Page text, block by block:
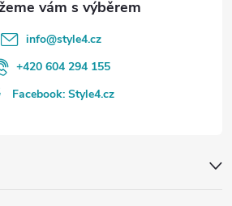
info@style4.cz
+420 604 294 155
Facebook: Style4.cz